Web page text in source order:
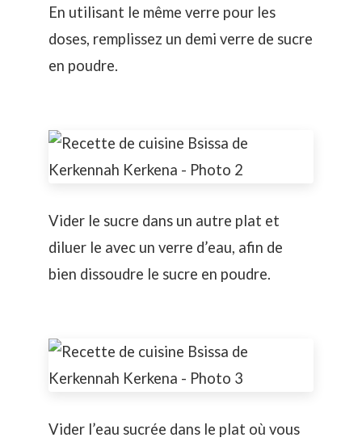
En utilisant le même verre pour les
doses, remplissez un demi verre de sucre
en poudre.
Vider le sucre dans un autre plat et
diluer le avec un verre d’eau, afin de
bien dissoudre le sucre en poudre.
Vider l’eau sucrée dans le plat où vous